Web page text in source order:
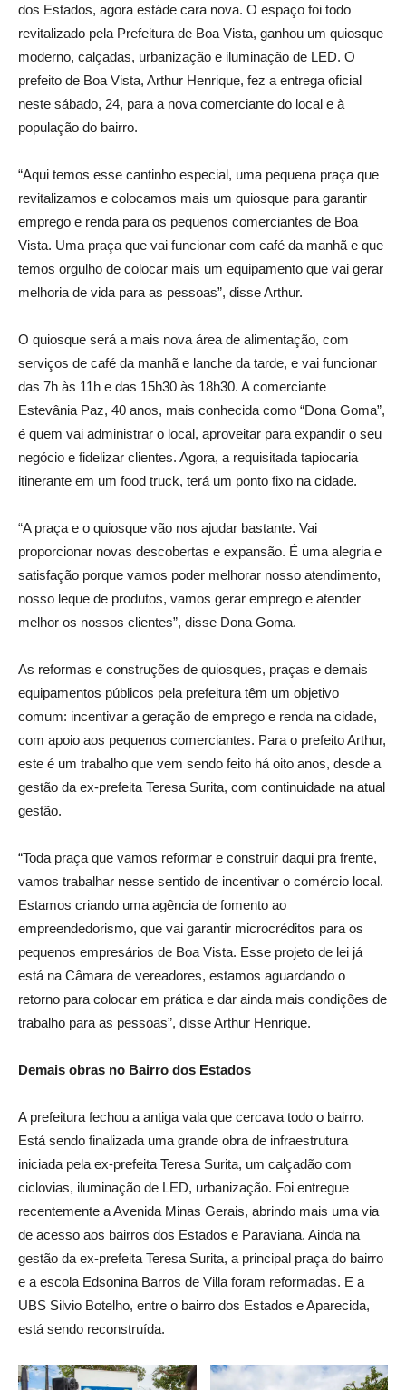
dos Estados, agora estáde cara nova. O espaço foi todo
revitalizado pela Prefeitura de Boa Vista, ganhou um quiosque
moderno, calçadas, urbanização e iluminação de LED. O
prefeito de Boa Vista, Arthur Henrique, fez a entrega oficial
neste sábado, 24, para a nova comerciante do local e à
população do bairro.
“Aqui temos esse cantinho especial, uma pequena praça que
revitalizamos e colocamos mais um quiosque para garantir
emprego e renda para os pequenos comerciantes de Boa
Vista. Uma praça que vai funcionar com café da manhã e que
temos orgulho de colocar mais um equipamento que vai gerar
melhoria de vida para as pessoas”, disse Arthur.
O quiosque será a mais nova área de alimentação, com
serviços de café da manhã e lanche da tarde, e vai funcionar
das 7h às 11h e das 15h30 às 18h30. A comerciante
Estevânia Paz, 40 anos, mais conhecida como “Dona Goma”,
é quem vai administrar o local, aproveitar para expandir o seu
negócio e fidelizar clientes. Agora, a requisitada tapiocaria
itinerante em um food truck, terá um ponto fixo na cidade.
“A praça e o quiosque vão nos ajudar bastante. Vai
proporcionar novas descobertas e expansão. É uma alegria e
satisfação porque vamos poder melhorar nosso atendimento,
nosso leque de produtos, vamos gerar emprego e atender
melhor os nossos clientes”, disse Dona Goma.
As reformas e construções de quiosques, praças e demais
equipamentos públicos pela prefeitura têm um objetivo
comum: incentivar a geração de emprego e renda na cidade,
com apoio aos pequenos comerciantes. Para o prefeito Arthur,
este é um trabalho que vem sendo feito há oito anos, desde a
gestão da ex-prefeita Teresa Surita, com continuidade na atual
gestão.
“Toda praça que vamos reformar e construir daqui pra frente,
vamos trabalhar nesse sentido de incentivar o comércio local.
Estamos criando uma agência de fomento ao
empreendedorismo, que vai garantir microcréditos para os
pequenos empresários de Boa Vista. Esse projeto de lei já
está na Câmara de vereadores, estamos aguardando o
retorno para colocar em prática e dar ainda mais condições de
trabalho para as pessoas”, disse Arthur Henrique.
Demais obras no Bairro dos Estados
A prefeitura fechou a antiga vala que cercava todo o bairro.
Está sendo finalizada uma grande obra de infraestrutura
iniciada pela ex-prefeita Teresa Surita, um calçadão com
ciclovias, iluminação de LED, urbanização. Foi entregue
recentemente a Avenida Minas Gerais, abrindo mais uma via
de acesso aos bairros dos Estados e Paraviana. Ainda na
gestão da ex-prefeita Teresa Surita, a principal praça do bairro
e a escola Edsonina Barros de Villa foram reformadas. E a
UBS Silvio Botelho, entre o bairro dos Estados e Aparecida,
está sendo reconstruída.